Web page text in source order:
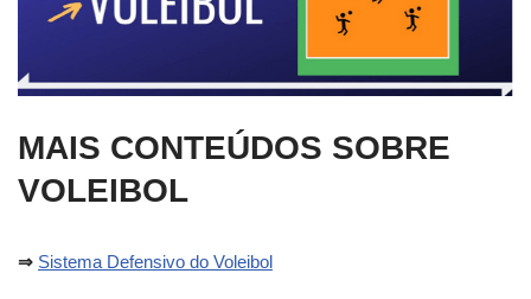
MAIS CONTEÚDOS SOBRE
VOLEIBOL
⇒ Sistema Defensivo do Voleibol